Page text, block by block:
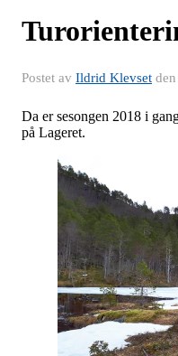
Postet av Ildrid Klevset den
Da er sesongen 2018 i
på Lageret.